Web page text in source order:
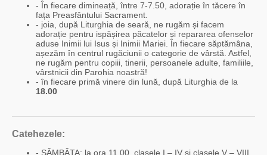
- În fiecare dimineață, între 7-7.50, adorație în tăcere în
fața Preasfântului Sacrament.
- joia, după Liturghia de seară, ne rugăm și facem
adorație pentru ispășirea păcatelor și repararea ofenselor
aduse Inimii lui Isus și Inimii Mariei. În fiecare săptămâna,
așezăm în centrul rugăciunii o categorie de vârstă. Astfel,
ne rugăm pentru copiii, tinerii, persoanele adulte, familiile,
vârstnicii din Parohia noastră!
- în fiecare primă vinere din lună, după Liturghia de la
18.00
Catehezele:
- SÂMBĂTA: la ora 11.00, clasele I – IV și clasele V – VIII.